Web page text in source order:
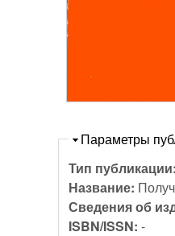
Скрыть
Параметры
Тип публикации:
Название:
Сведения об
ISBN/ISSN:-